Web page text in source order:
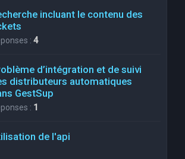
incluant le contenu des
: 4
d’intégration et de suivi
distributeurs automatiques
GestSup
: 1
de l'api